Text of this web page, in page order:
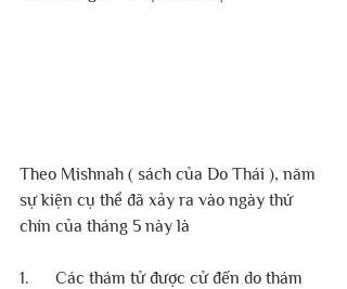
Theo Mishnah ( sách của Do Thái ), năm
sự kiện cụ thể đã xảy ra vào ngày thứ
chín của tháng 5 này là
1.      Các thám tử được cử đến do thám